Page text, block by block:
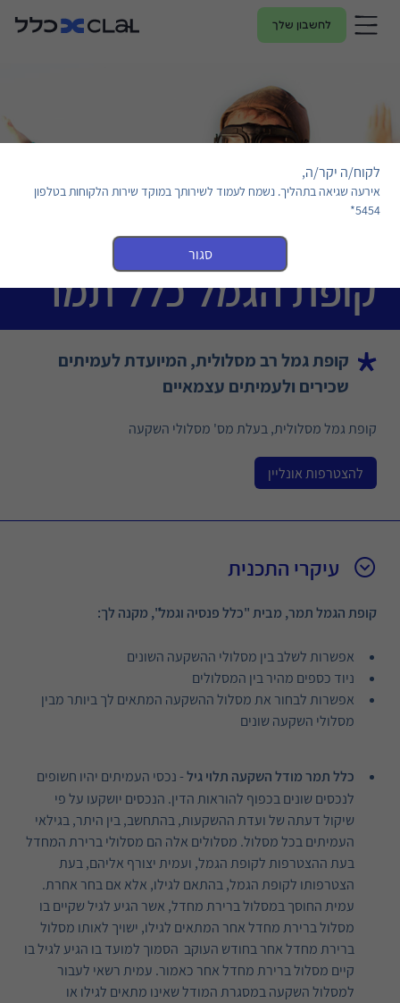
לחשבון שלך
קופת הגמל כלל תמר
קופת גמל רב מסלולית, המיועדת לעמיתים
שכירים ולעמיתים עצמאיים
קופת גמל מסלולית, בעלת מס' מסלולי השקעה
להצטרפות אונליין
עיקרי התכנית
קופת הגמל תמר, מבית "כלל פנסיה וגמל", מקנה לך:
אפשרות לשלב בין מסלולי ההשקעה השונים
ניוד כספים מהיר בין המסלולים
אפשרות לבחור את מסלול ההשקעה המתאים לך ביותר מבין
מסלולי השקעה שונים
כלל תמר מודל השקעה תלוי גיל- נכסי העמיתים יהיו חשופים
לנכסים שונים בכפוף להוראות הדין. הנכסים יושקעו על פי
שיקול דעתה של ועדת ההשקעות, בהתחשב, בין היתר, בגילאי
העמיתים בכל מסלול. מסלולים אלה הם מסלולי ברירת המחדל
בעת ההצטרפות לקופת הגמל, ועמית יצורף אליהם, בעת
הצטרפותו לקופת הגמל, בהתאם לגילו, אלא אם בחר אחרת.
עמית החוסך במסלול ברירת מחדל, אשר הגיע לגיל שקיים בו
מסלול ברירת מחדל אחר המתאים לגילו, ישויך לאותו מסלול
ברירת מחדל אחר בחודש העוקב הסמוך למועד בו הגיע לגיל בו
קיים מסלול ברירת מחדל אחר כאמור. עמית רשאי לעבור
למסלול השקעה במסגרת המודל שאינו מתאים לגילו או
לקוח/ה יקר/ה,
אירעה שגיאה בתהליך. נשמח לעמוד לשירותך במוקד שירות הלקוחות בטלפון
5454*
סגור